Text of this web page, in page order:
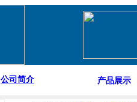
公司简介 产品展示